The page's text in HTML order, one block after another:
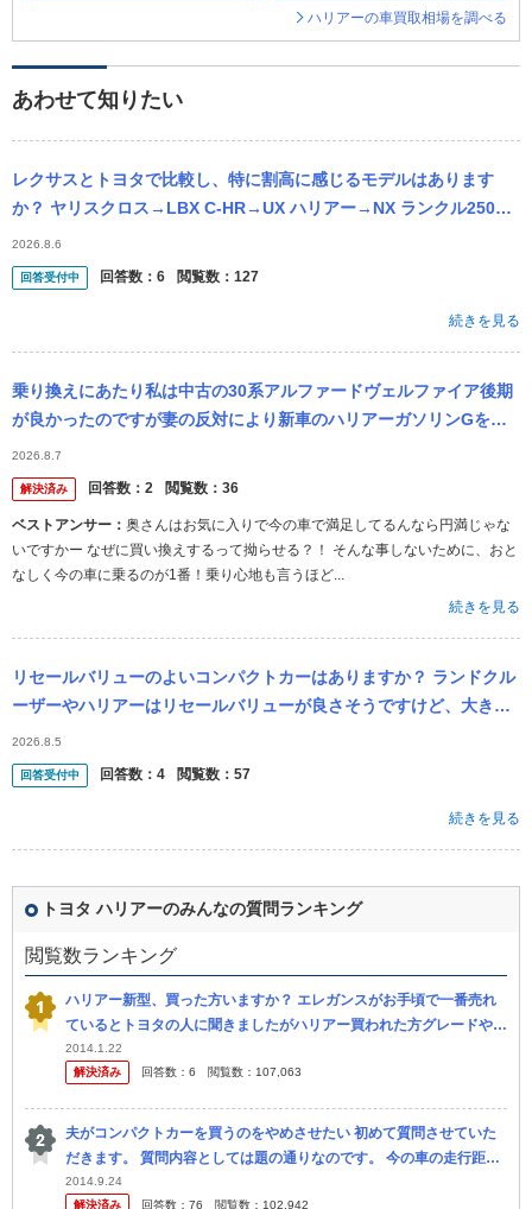
ハリアーの車買取相場を調べる
あわせて知りたい
レクサスとトヨタで比較し、特に割高に感じるモデルはあります
か？ ヤリスクロス→LBX C-HR→UX ハリアー→NX ランクル250→
GX ランクル300→LX アルファード→LM
2026.8.6
回答受付中 回答数： 6 閲覧数： 127
続きを見る
乗り換えにあたり私は中古の30系アルファードヴェルファイア後期
が良かったのですが妻の反対により新車のハリアーガソリンGを購
入し半年弱ですがミニバンに乗り換えたいです 試乗したハリアーは
ハイブリッ...
2026.8.7
解決済み 回答数： 2 閲覧数： 36
ベストアンサー： 奥さんはお気に入りで今の車で満足してるんなら円満じゃな
いですかー なぜに買い換えするって拗らせる？！ そんな事しないために、おと
なしく今の車に乗るのが1番！乗り心地も言うほど...
続きを見る
リセールバリューのよいコンパクトカーはありますか？ ランドクル
ーザーやハリアーはリセールバリューが良さそうですけど、大きい
ので扱いづらそうです
2026.8.5
回答受付中 回答数： 4 閲覧数： 57
続きを見る
トヨタ ハリアーのみんなの質問ランキング
閲覧数ランキング
ハリアー新型、買った方いますか？ エレガンスがお手頃で一番売れ
ているとトヨタの人に聞きましたがハリアー買われた方グレードや色
や値段教えてください。 私もエレガンスと迷いましたが バッグミラ
ー...
2014.1.22
解決済み
回答数： 6 閲覧数： 107,063
夫がコンパクトカーを買うのをやめさせたい 初めて質問させていた
だきます。 質問内容としては題の通りなのです。 今の車の走行距離
が20万キロを超えたので車の買い替えを検討してます。私 は10万
2014.9.24
解決済み
回答数： 76 閲覧数： 102,942